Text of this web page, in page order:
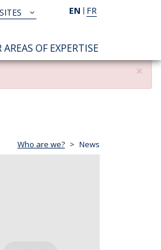
EN FR
AREAS OF EXPERTISE
×
Who are we? News